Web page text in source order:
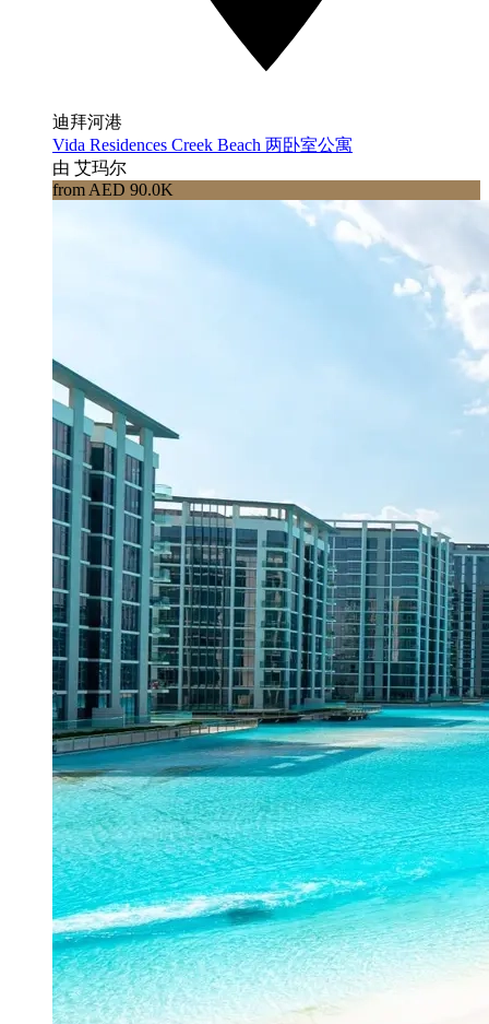
迪拜河港
Vida Residences Creek Beach 两卧室公寓
由 艾玛尔
from AED 90.0K